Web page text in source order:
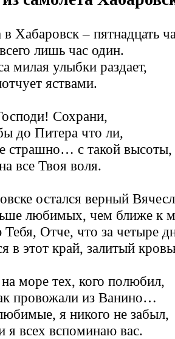
Хабаровск – пятнадцать
лишь час один.
милая улыбки раздает,
яствами.
Сохрани,
до Питера что ли,
страшно… с такой высоты,
все Твоя воля.
остался верный
любимых, чем ближе к
Тебя, Отче, что за четыре
в этот край, залитый
море тех, кого полюбил,
провожали из Ванино…
я никого не забыл,
я всех вспоминаю вас.